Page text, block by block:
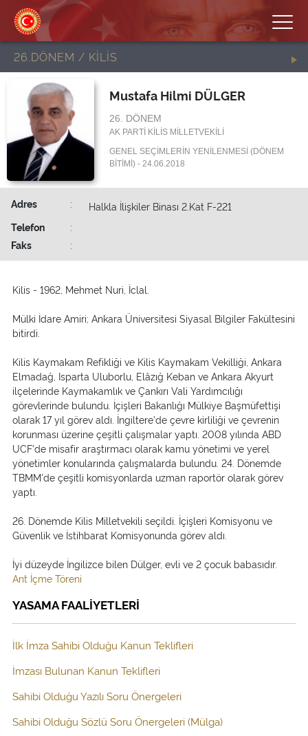
26.DÖNEM / KİLİS
Mustafa Hilmi DÜLGER
26. DÖNEM
AK PARTİ KİLİS MİLLETVEKİLİ
GENEL SEÇİMLERİN YENİLENMESİ (DÖNEM
BİTİMİ) - 24.06.2018
Adres :
Halkla İlişkiler Binası 2.Kat F-221
Telefon
:
Faks
:
Kilis - 1962, Mehmet Nuri, İclal.
Mülki İdare Amiri; Ankara Üniversitesi Siyasal Bilgiler Fakültesini
bitirdi.
Kilis Kaymakam Refikliği ve Kilis Kaymakam Vekilliği, Ankara
Elmadağ, Isparta Uluborlu, Elâzığ Keban ve Ankara Akyurt
ilçelerinde Kaymakamlık ve Çankırı Vali Yardımcılığı
görevlerinde bulundu. İçişleri Bakanlığı Mülkiye Başmüfettişi
olarak 17 yıl görev aldı. İngiltere'de çevre kirliliği ve çevrenin
korunması üzerine çeşitli çalışmalar yaptı. 2008 yılında ABD
UCF'de misafir araştırmacı olarak kamu yönetimi ve yerel
yönetimler konularında çalışmalarda bulundu. 24. Dönemde
TBMM'de çeşitli komisyonlarda uzman raportör olarak görev
yaptı.
26. Dönemde Kilis Milletvekili seçildi. İçişleri Komisyonu ve
Güvenlik ve İstihbarat Komisyonunda görev aldı.
İyi düzeyde İngilizce bilen Dülger, evli ve 2 çocuk babasıdır.
Ant İçme Töreni
YASAMA FAALİYETLERİ
İlk İmza Sahibi Olduğu Kanun Teklifleri
İmzası Bulunan Kanun Teklifleri
Sahibi Olduğu Yazılı Soru Önergeleri
Sahibi Olduğu Sözlü Soru Önergeleri (Mülga)